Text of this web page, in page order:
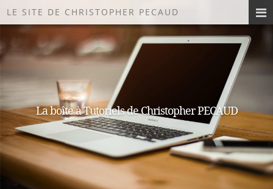
LE SITE DE CHRISTOPHER PECAUD
La boîte à Tutoriels de Christopher PECAUD